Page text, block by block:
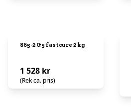
865-2 G5 fastcure 2 kg
1 528 kr
(Rek ca. pris)